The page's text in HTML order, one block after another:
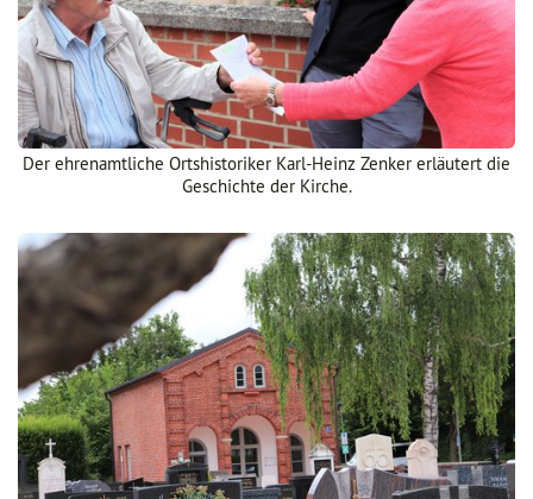
Der ehrenamtliche Ortshistoriker Karl-Heinz Zenker erläutert die
Geschichte der Kirche.